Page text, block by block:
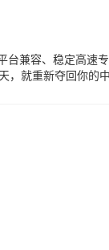
兼容、稳定高速
就重新夺回你的